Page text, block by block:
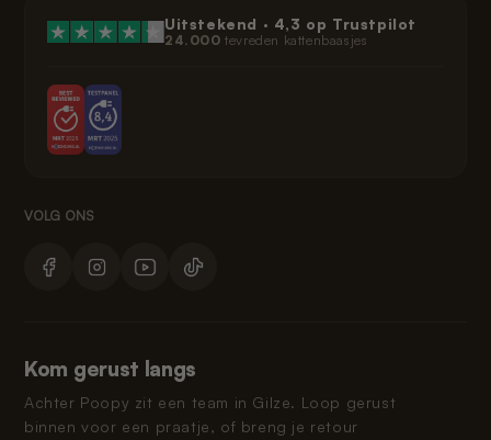
Uitstekend · 4,3 op Trustpilot
24.000 tevreden kattenbaasjes
Kom gerust langs
Achter Poopy zit een team in Gilze. Loop gerust
binnen voor een praatje, of breng je retour